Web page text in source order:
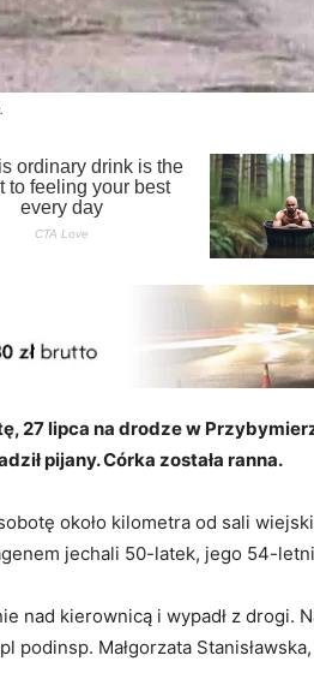
27 lipca na drodze w
pijany. Córka została ranna.
około kilometra od sali
jechali 50-latek, jego 54-
nad kierownicą i wypadł z drogi.
podinsp. Małgorzata